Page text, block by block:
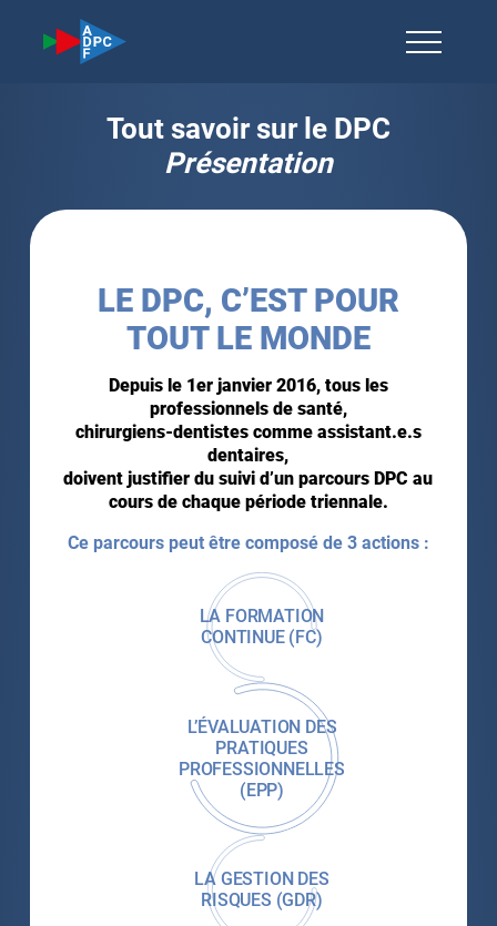
Tout savoir sur le DPC
Présentation
LE DPC, C’EST POUR
TOUT LE MONDE
Depuis le 1er janvier 2016, tous les
professionnels de santé,
chirurgiens-dentistes comme assistant.e.s
dentaires,
doivent justifier du suivi d’un parcours DPC au
cours de chaque période triennale.
Ce parcours peut être composé de 3 actions :
LA FORMATION
CONTINUE (FC)
L’ÉVALUATION DES
PRATIQUES
PROFESSIONNELLES
(EPP)
LA GESTION DES
RISQUES (GDR)